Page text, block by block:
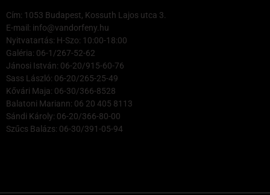
Cím: 1053 Budapest, Kossuth Lajos utca 3.
E-mail: info@vandorfeny.hu
Nyitvatartás: H-Szo: 10:00-18:00
Galéria: 06-1/267-52-62
Jánosi István: 06-20/915-60-76
Sass László: 06-20/265-25-49
Kővári Maja: 06-30/366-8528
Balatoni Mariann: 06 20 405 8113
Sándi Károly: 06-20/366-80-00
Szűcs Balázs: 06-30/391-05-94